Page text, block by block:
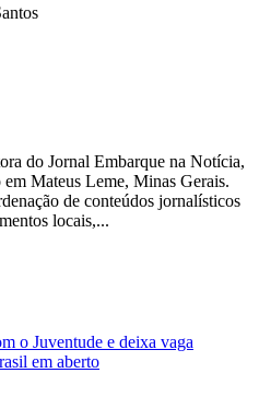
do Jornal Embarque na Notícia,
Mateus Leme, Minas Gerais.
de conteúdos jornalísticos
locais,...